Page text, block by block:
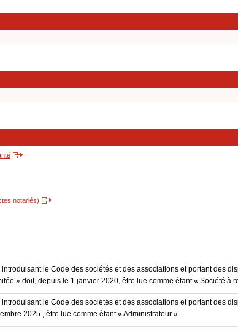
notariés)
le Code des sociétés et des associations et portant des
» doit, depuis le 1 janvier 2020, être lue comme étant « Société à
le Code des sociétés et des associations et portant des
2025 , être lue comme étant « Administrateur ».